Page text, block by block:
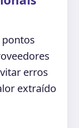
erros
extraído